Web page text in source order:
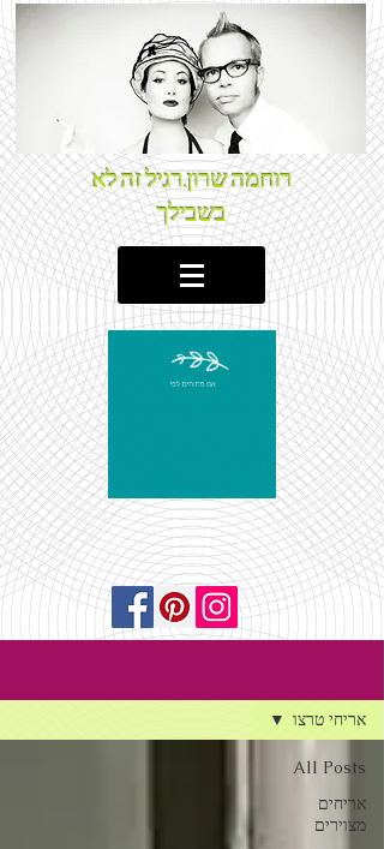
רוחמה שרון.רגיל זה לא
בשבילך
All Posts
אריחים
מצוירים
אריחי טרצו